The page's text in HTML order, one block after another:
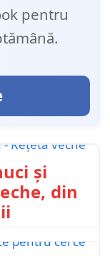
pentru
și
din